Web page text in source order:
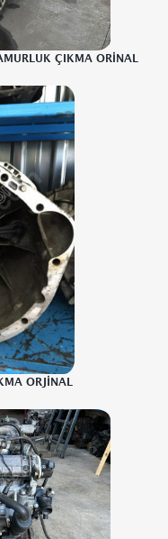
ÇIKMA ORİNAL
ORJİNAL